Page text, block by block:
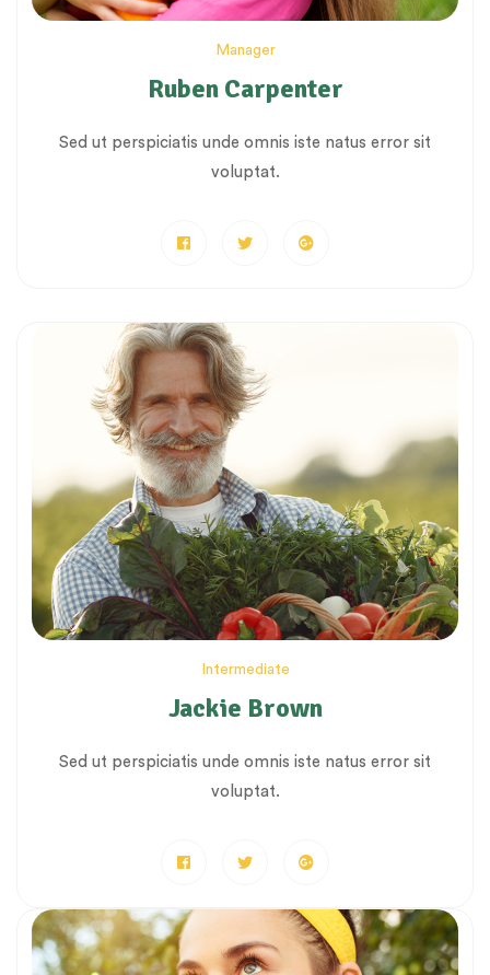
Manager
Ruben Carpenter
Sed ut perspiciatis unde omnis iste natus error sit
voluptat.
Intermediate
Jackie Brown
Sed ut perspiciatis unde omnis iste natus error sit
voluptat.